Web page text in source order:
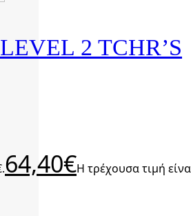
2 TCHR’S
64,40€Η τρέχουσα τιμή